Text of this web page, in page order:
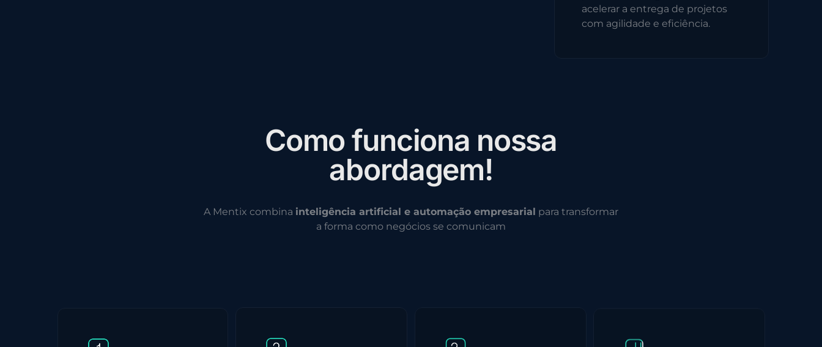
acelerar a entrega de projetos
com agilidade e eficiência.
Comofunciona nossa
abordagem!
A Mentix combina inteligência artificial e automação empresarial para transformar
a forma como negócios se comunicam